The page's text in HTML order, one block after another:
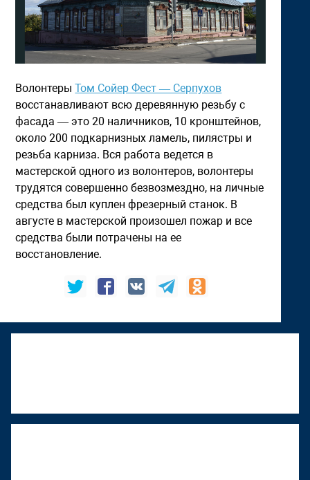
ВолонтерыТом Сойер Фест — Серпухов
восстанавливают всю деревянную резьбу с
фасада — это 20 наличников, 10 кронштейнов,
около 200 подкарнизных ламель, пилястры и
резьба карниза. Вся работа ведется в
мастерской одного из волонтеров, волонтеры
трудятся совершенно безвозмездно, на личные
средства был куплен фрезерный станок. В
августе в мастерской произошел пожар и все
средства были потрачены на ее
восстановление.